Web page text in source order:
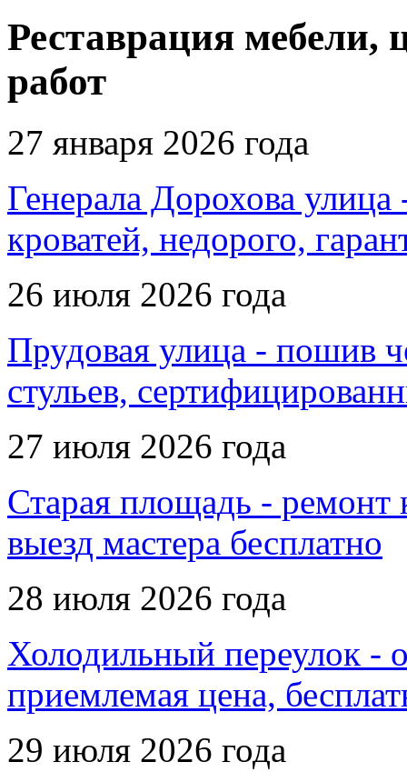
Реставрация мебели,
работ
27 января 2026 года
Генерала Дорохова
кроватей, недорого,
26 июля 2026 года
Прудовая улица - пошив
стульев,
27 июля 2026 года
Старая площадь - ремонт
выезд мастера бесплатно
28 июля 2026 года
Холодильный переулок -
приемлемая цена,
29 июля 2026 года